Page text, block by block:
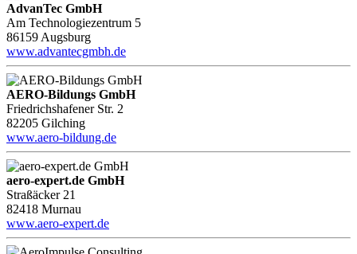
AdvanTec GmbH
Am Technologiezentrum 5
86159 Augsburg
www.advantecgmbh.de
AERO-Bildungs GmbH
Friedrichshafener Str. 2
82205 Gilching
www.aero-bildung.de
aero-expert.de GmbH
Straßäcker 21
82418 Murnau
www.aero-expert.de